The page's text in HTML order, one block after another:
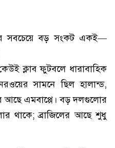
সবচেয়ে বড় সংকট একই—
ক্লাব ফুটবলে ধারাবাহিক
সামনে ছিল হালান্ড,
আছে এমবাপ্পে। বড় দলগুলোর
থাকে; ব্রাজিলের আছে শুধু